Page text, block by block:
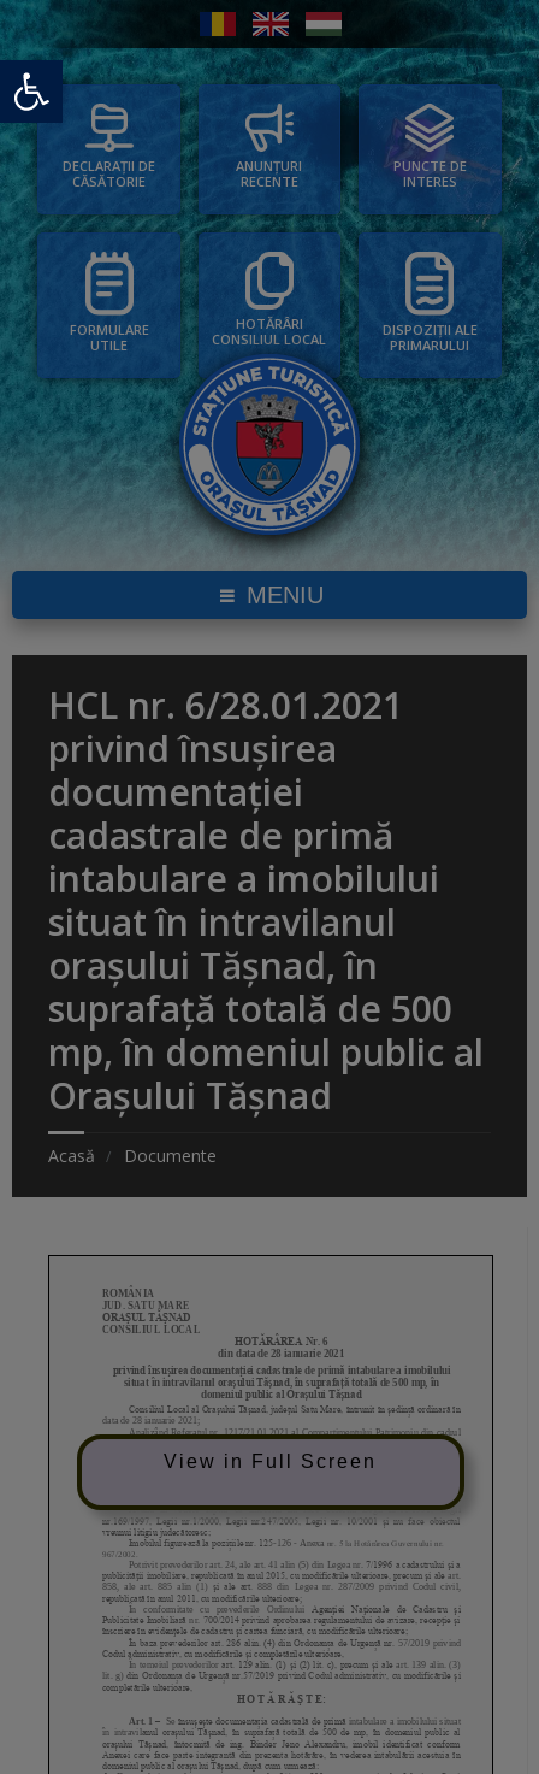
Deschide bara de unelte
DECLARAȚII DE
CĂSĂTORIE
ANUNȚURI
RECENTE
PUNCTE DE
INTERES
FORMULARE
UTILE
HOTĂRÂRI
CONSILIUL LOCAL
DISPOZIȚII ALE
PRIMARULUI
MENIU
HCL nr. 6/28.01.2021
privind însuşirea
documentaţiei
cadastrale de primă
intabulare a imobilului
situat în intravilanul
orașului Tășnad, în
suprafață totală de 500
mp, în domeniul public al
Orașului Tășnad
Acasă Documente
View in Full Screen